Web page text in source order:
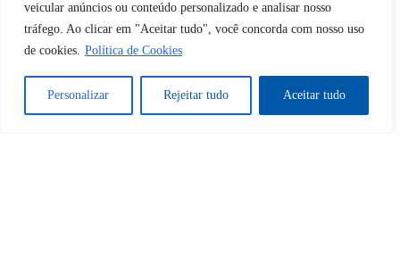
veicular anúncios ou conteúdo personalizado e analisar nosso
tráfego. Ao clicar em "Aceitar tudo", você concorda com nosso uso
de cookies. Política de Cookies
Personalizar Rejeitar tudo Aceitar tudo